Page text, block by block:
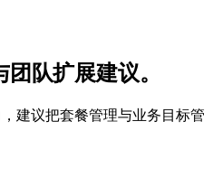
队扩展建议。
建议把套餐管理与业务目标管